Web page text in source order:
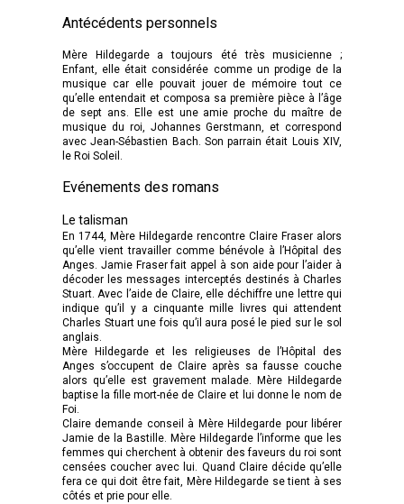
Antécédents personnels
Mère Hildegarde a toujours été très musicienne ;
Enfant, elle était considérée comme un prodige de la
musique car elle pouvait jouer de mémoire tout ce
qu’elle entendait et composa sa première pièce à l’âge
de sept ans. Elle est une amie proche du maître de
musique du roi, Johannes Gerstmann, et correspond
avec Jean-Sébastien Bach. Son parrain était Louis XIV,
le Roi Soleil.
Evénements des romans
Le talisman
En 1744, Mère Hildegarde rencontre Claire Fraser alors
qu’elle vient travailler comme bénévole à l’Hôpital des
Anges. Jamie Fraser fait appel à son aide pour l’aider à
décoder les messages interceptés destinés à Charles
Stuart. Avec l’aide de Claire, elle déchiffre une lettre qui
indique qu’il y a cinquante mille livres qui attendent
Charles Stuart une fois qu’il aura posé le pied sur le sol
anglais.
Mère Hildegarde et les religieuses de l’Hôpital des
Anges s’occupent de Claire après sa fausse couche
alors qu’elle est gravement malade. Mère Hildegarde
baptise la fille mort-née de Claire et lui donne le nom de
Foi.
Claire demande conseil à Mère Hildegarde pour libérer
Jamie de la Bastille. Mère Hildegarde l’informe que les
femmes qui cherchent à obtenir des faveurs du roi sont
censées coucher avec lui. Quand Claire décide qu’elle
fera ce qui doit être fait, Mère Hildegarde se tient à ses
côtés et prie pour elle.